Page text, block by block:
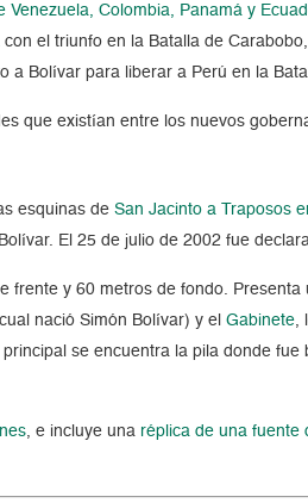
Venezuela, Colombia, Panamá y
con el triunfo en la Batalla de
Bolívar para liberar a Perú en la
que existían entre los nuevos
esquinas deSan Jacinto a Traposos
El 25 de julio de 2002 fue
frente y 60 metros de fondo.
nació Simón Bolívar) y elGabinete
se encuentra la pila donde
, e incluye una réplica de una fuente